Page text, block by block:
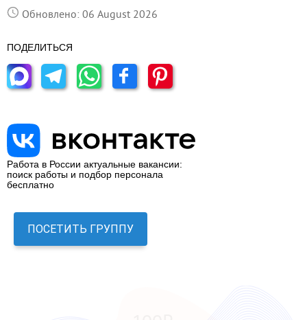
Обновлено: 06 August 2026
ПОДЕЛИТЬСЯ
Работа в России актуальные вакансии:
поиск работы и подбор персонала
бесплатно
ПОСЕТИТЬ ГРУППУ